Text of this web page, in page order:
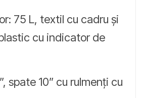
75 L, textil cu cadru și
cu indicator de
spate 10” cu rulmenți cu